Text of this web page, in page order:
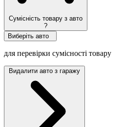
Сумісність товару з авто
?
Виберіть авто
для перевірки сумісності товару
Видалити авто з гаражу